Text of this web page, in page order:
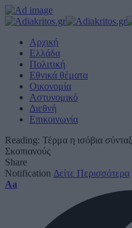
Αρχική
Ελλάδα
Πολιτική
Εθνικά θέματα
Οικονομία
Αστυνομικό
Διεθνή
Επικοινωνία
Reading: Τέρμα η ισόβια
Σκοπιανούς
Share
Notification Δείτε Περισσότερα
Font
Aa